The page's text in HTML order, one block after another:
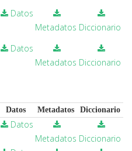
Datos
Metadatos Diccionario
Datos
Metadatos Diccionario
Datos Metadatos Diccionario
Datos
Metadatos Diccionario